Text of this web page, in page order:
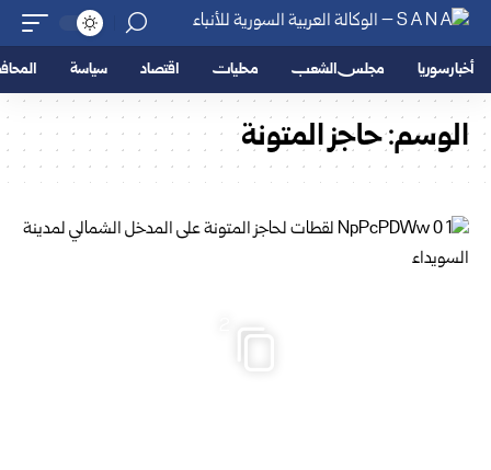
أخبار سوريا مجلس الشعب محليات اقتصاد سياسة
الوسم:حاجز المتونة